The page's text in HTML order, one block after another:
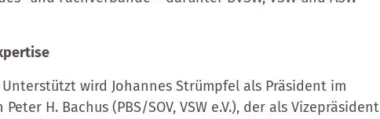
wird Johannes Strümpfel als Präsident im
H. Bachus (PBS/SOV, VSW e.V.), der als Vizepräsident